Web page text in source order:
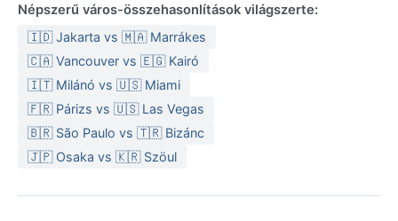
Népszerű város-összehasonlítások világszerte:
🇮🇩 Jakarta vs 🇲🇦 Marrákes
🇨🇦 Vancouver vs 🇪🇬 Kairó
🇮🇹 Milánó vs 🇺🇸 Miami
🇫🇷 Párizs vs 🇺🇸 Las Vegas
🇧🇷 São Paulo vs 🇹🇷 Bizánc
🇯🇵 Osaka vs 🇰🇷 Szöul